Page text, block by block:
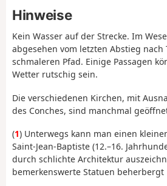
Hinweise
Kein Wasser auf der Strecke. Im
abgesehen vom letzten Abstieg
schmaleren Pfad. Einige Passagen
Wetter rutschig sein.
Die verschiedenen Kirchen, mit
des Conches, sind manchmal
(1) Unterwegs kann man einen
Saint-Jean-Baptiste (12.–16.
durch schlichte Architektur
bemerkenswerte Statuen beherbergt